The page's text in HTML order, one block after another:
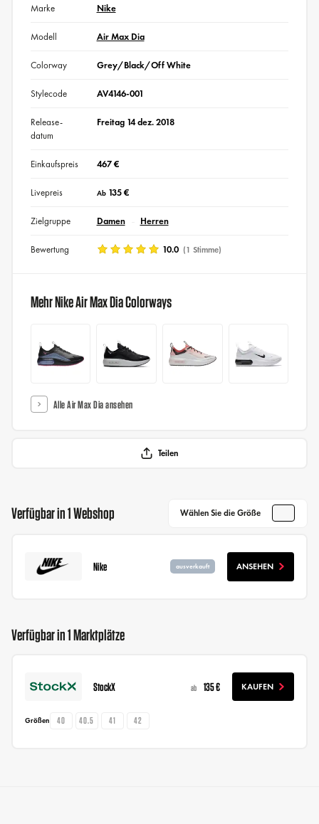
Marke Nike
Modell Air Max Dia
Colorway Grey/Black/Off White
Stylecode AV4146-001
Release-
datum
Freitag 14 dez. 2018
Einkaufspreis 467 €
Livepreis Ab135 €
Zielgruppe Damen Herren
Bewertung 10.0 (1 Stimme)
Mehr Nike Air Max Dia Colorways
Alle Air Max Dia ansehen
Teilen
Verfügbar in 1 Webshop Wählen Sie die Größe
Nike ausverkauft ANSEHEN
Verfügbar in 1 Marktplätze
StockX ab 135 € KAUFEN
Größen 40 40.5 41 42